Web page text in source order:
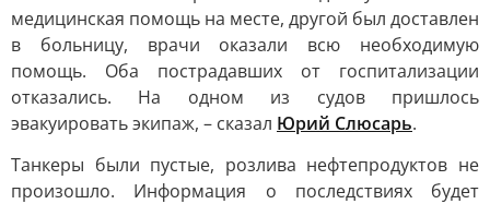
медицинская помощь на месте, другой был доставлен
в больницу, врачи оказали всю необходимую
помощь. Оба пострадавших от госпитализации
отказались. На одном из судов пришлось
эвакуировать экипаж, – сказал Юрий Слюсарь.
Танкеры были пустые, розлива нефтепродуктов не
произошло. Информация о последствиях будет